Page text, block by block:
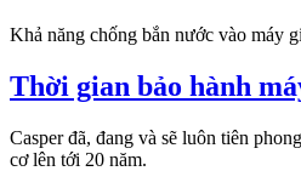
Khả năng chống bắn nước vào máy
Thời gian bảo hành
Casper đã, đang và sẽ luôn tiên
cơ lên tới 20 năm.